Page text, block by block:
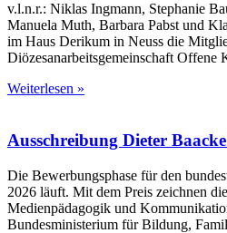
v.l.n.r.: Niklas Ingmann, Stephanie
Manuela Muth, Barbara Pabst und
im Haus Derikum in Neuss die
Diözesanarbeitsgemeinschaft Offene
Weiterlesen »
Ausschreibung Dieter
Die Bewerbungsphase für den
2026 läuft. Mit dem Preis zeichnen
Medienpädagogik und
Bundesministerium für Bildung,